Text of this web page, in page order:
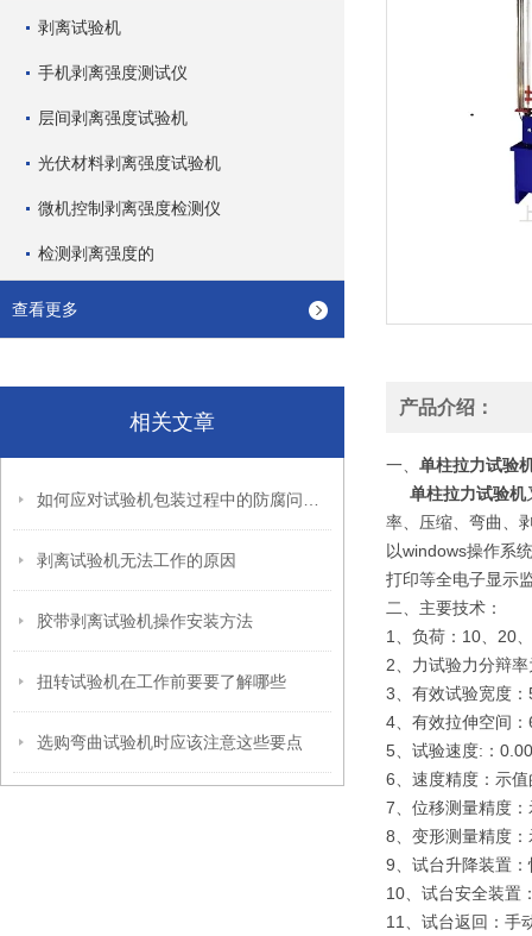
剥离试验机
手机剥离强度测试仪
层间剥离强度试验机
光伏材料剥离强度试验机
微机控制剥离强度检测仪
检测剥离强度的
查看更多
相关文章
剥离试验机无法工作的原因
胶带剥离试验机操作安装方法
扭转试验机在工作前要要了解哪些
选购弯曲试验机时应该注意这些要点
产品介绍：
一、 单柱拉力试验
单柱拉力试验机
率、压缩、弯曲、
以windows操作系
打印等全电子显示
二、主要技术：
1、负荷：10、20
2、力试验力分辩
3、有效试验宽度
4、有效拉伸空间
5、试验速度:：
6、速度精度：示
7、位移测量精度
8、变形测量精度
9、试台升降装置
10、试台安全装置
11、试台返回：手